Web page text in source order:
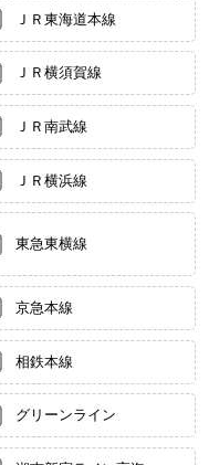
ＪＲ東海道本線
ＪＲ横須賀線
ＪＲ南武線
ＪＲ横浜線
東急東横線
京急本線
相鉄本線
グリーンライン